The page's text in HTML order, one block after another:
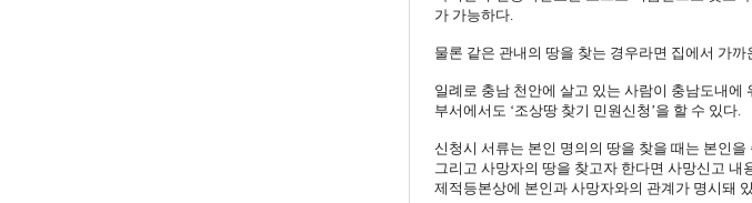
가 가능하다.
물론 같은 관내의 땅을 찾는 경우라면 집에서 가
일례로 충남 천안에 살고 있는 사람이 충남도내
부서에서도 ‘조상땅 찾기 민원신청’을 할 수 있다.
신청시 서류는 본인 명의의 땅을 찾을 때는 본인을
그리고 사망자의 땅을 찾고자 한다면 사망신고 내
제적등본상에 본인과 사망자와의 관계가 명시돼